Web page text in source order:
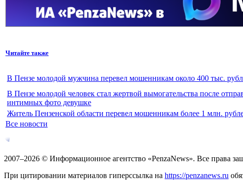
Читайте также
В Пензе молодой мужчина перевел мошенникам около 400 тыс.
В Пензе молодой человек стал жертвой вымогательства после
интимных фото девушке
Житель Пензенской области перевел мошенникам более 1 млн.
Все новости
2007–2026 © Информационное агентство «PenzaNews». Все права
При цитировании материалов гиперссылка на https://penzanews.ru